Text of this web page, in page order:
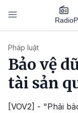
Nhảy đến nội dung
Radio
Pháp luật
Bảo vệ
tài sản
[VOV2] - "Phải